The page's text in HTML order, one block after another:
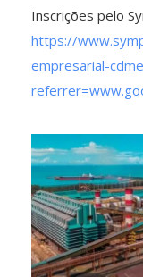
Inscrições pelo
https://
empresarial-